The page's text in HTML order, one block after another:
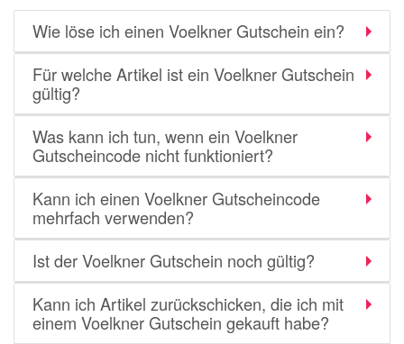
Wie löse ich einen Voelkner Gutschein ein?
Für welche Artikel ist ein Voelkner Gutschein
gültig?
Was kann ich tun, wenn ein Voelkner
Gutscheincode nicht funktioniert?
Kann ich einen Voelkner Gutscheincode
mehrfach verwenden?
Ist der Voelkner Gutschein noch gültig?
Kann ich Artikel zurückschicken, die ich mit
einem Voelkner Gutschein gekauft habe?